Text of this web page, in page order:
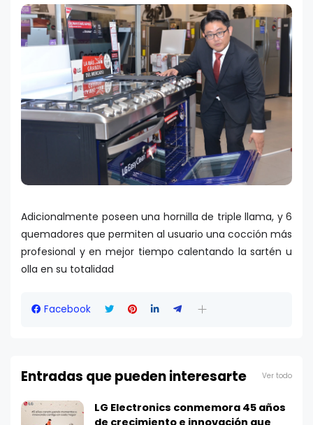
Adicionalmente poseen una hornilla de triple llama, y 6
quemadores que permiten al usuario una cocción más
profesional y en mejor tiempo calentando la sartén u
olla en su totalidad
Facebook
Entradas que pueden interesarte Ver todo
LG Electronics conmemora 45 años
de crecimiento e innovación que